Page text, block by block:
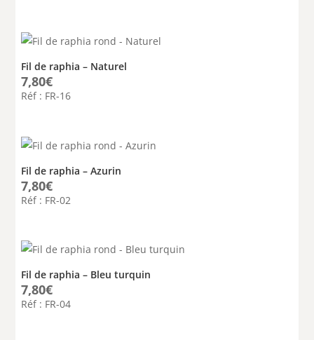
Fil de raphia – Naturel
7,80€
Réf : FR-16
Fil de raphia – Azurin
7,80€
Réf : FR-02
Fil de raphia – Bleu turquin
7,80€
Réf : FR-04